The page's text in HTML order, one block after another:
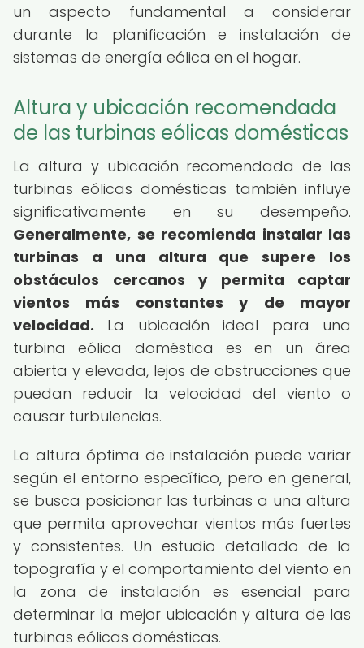
un aspecto fundamental a considerar
durante la planificación e instalación de
sistemas de energía eólica en el hogar.
Altura y ubicación recomendada
de las turbinas eólicas domésticas
La altura y ubicación recomendada de las
turbinas eólicas domésticas también influye
significativamente en su desempeño.
Generalmente, se recomienda instalar las
turbinas a una altura que supere los
obstáculos cercanos y permita captar
vientos más constantes y de mayor
velocidad. La ubicación ideal para una
turbina eólica doméstica es en un área
abierta y elevada, lejos de obstrucciones que
puedan reducir la velocidad del viento o
causar turbulencias.
La altura óptima de instalación puede variar
según el entorno específico, pero en general,
se busca posicionar las turbinas a una altura
que permita aprovechar vientos más fuertes
y consistentes. Un estudio detallado de la
topografía y el comportamiento del viento en
la zona de instalación es esencial para
determinar la mejor ubicación y altura de las
turbinas eólicas domésticas.